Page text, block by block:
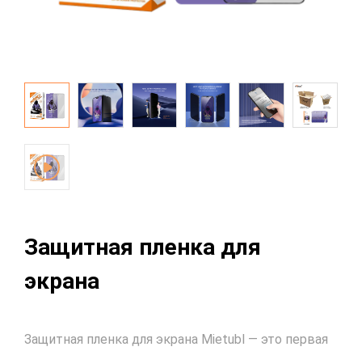
Защитная пленка для
экрана
Защитная пленка для экрана Mietubl — это первая